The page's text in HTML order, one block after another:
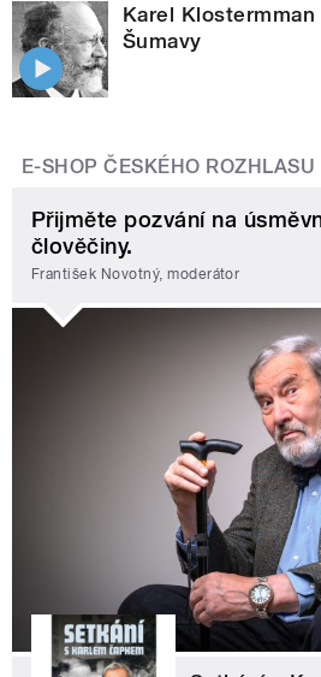
Karel
Šumavy
E-SHOP ČESKÉHO ROZHLASU
Přijměte pozvání na
člověčiny.
František Novotný, moderátor